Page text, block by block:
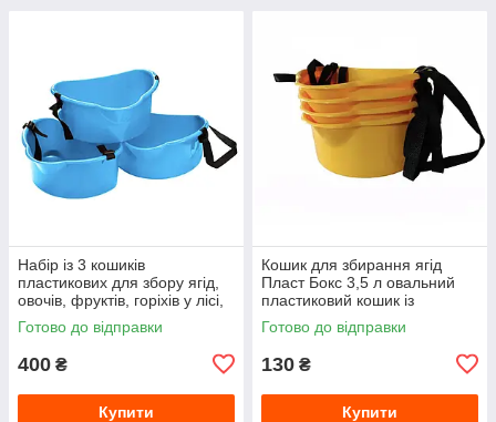
Набір із 3 кошиків
пластикових для збору ягід,
овочів, фруктів, горіхів у лісі,
саду
Готово до відправки
400 ₴
Купити
Кошик для збирання ягід
Пласт Бокс 3,5 л овальний
пластиковий кошик із
регульованим плечовим
ременем
Готово до відправки
130 ₴
Купити